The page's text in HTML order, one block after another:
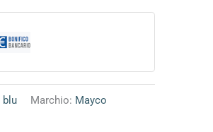
blu Marchio: Mayco